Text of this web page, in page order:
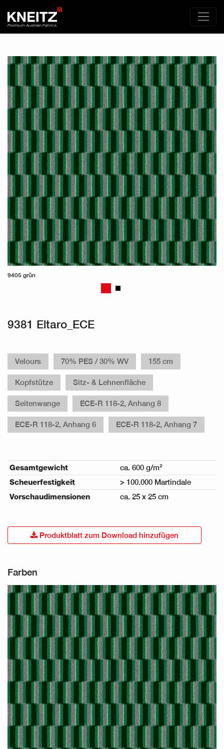
9405 grün
9381 Eltaro_ECE
Velours 70% PES / 30% WV 155 cm
Kopfstütze Sitz- & Lehnenfläche
Seitenwange ECE-R 118-2, Anhang 8
ECE-R 118-2, Anhang 6 ECE-R 118-2, Anhang 7
Gesamtgewicht
ca. 600 g/m²
Scheuerfestigkeit
> 100.000 Martindale
Vorschaudimensionen
ca. 25 x 25 cm
Produktblatt zum Download hinzufügen
Farben